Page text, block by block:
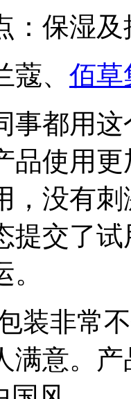
：保湿及
、 佰草
事都用
品使用
，没有
提交了
装非常
满意。